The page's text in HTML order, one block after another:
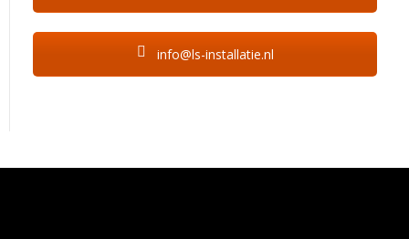
info@ls-installatie.nl